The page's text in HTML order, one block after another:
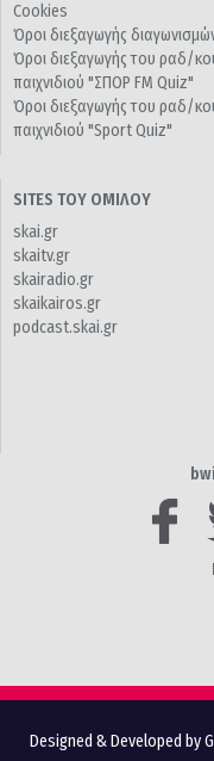
Cookies
Όροι διεξαγωγής
Όροι διεξαγωγής του ραδ/
παιχνιδιού "ΣΠΟΡ FM Quiz"
Όροι διεξαγωγής του ραδ/
παιχνιδιού "Sport Quiz"
SITES ΤΟΥ ΟΜΙΛΟΥ
skai.gr
skaitv.gr
skairadio.gr
skaikairos.gr
podcast.skai.gr
Designed & Developed by